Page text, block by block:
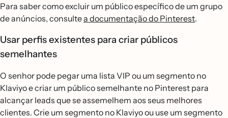
Para saber como excluir um público específico de um grupo
de anúncios, consultea documentação do Pinterest.
Usar perfis existentes para criar públicos
semelhantes
O senhor pode pegar uma lista VIP ou um segmento no
Klaviyo e criar um público semelhante no Pinterest para
alcançar leads que se assemelhem aos seus melhores
clientes. Crie um segmento no Klaviyo ou use um segmento